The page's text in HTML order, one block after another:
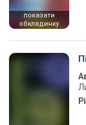
показати
обкладинку